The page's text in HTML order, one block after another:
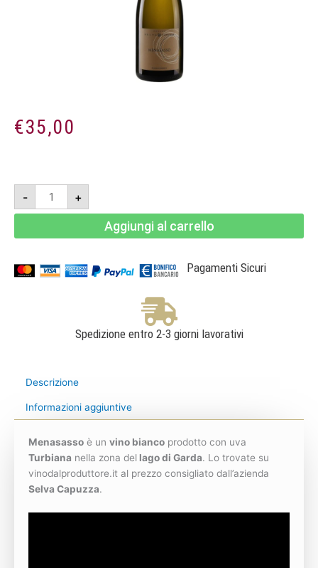
€35,00
-
Menasasso
Riserva
2018
1,5L-
Capuzza
quantità
+
Aggiungi al carrello
Pagamenti Sicuri
Spedizione entro 2-3 giorni lavorativi
Descrizione
Informazioni aggiuntive
Menasasso è un vino bianco prodotto con uva
Turbiana nella zona del lago di Garda. Lo trovate su
vinodalproduttore.it al prezzo consigliato dall’azienda
Selva Capuzza.